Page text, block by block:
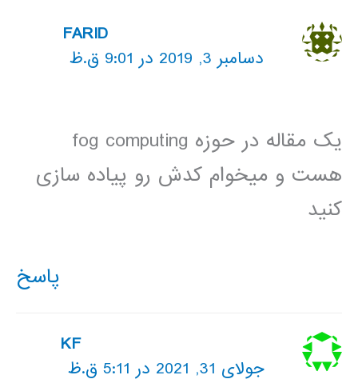
FARID
دسامبر 3, 2019 در 9:01 ق.ظ
یک مقاله در حوزه fog computing
هست و میخوام کدش رو پیاده سازی
کنید
پاسخ
KF
جولای 31, 2021 در 5:11 ق.ظ